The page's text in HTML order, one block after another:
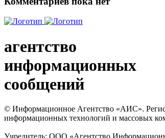
агентство
информационных
сообщений
© Информационное Агентство «АИС».
информационных технологий и массовых
Учредитель: ООО «Агентство